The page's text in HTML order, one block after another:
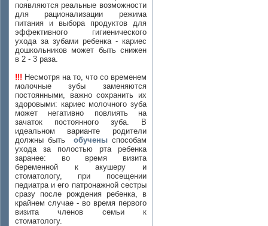
появляются реальные возможности
для рационализации режима
питания и выбора продуктов для
эффективного гигиенического
ухода за зубами ребенка - кариес
дошкольников может быть снижен
в 2 - 3 раза.
!!! Несмотря на то, что со временем
молочные зубы заменяются
постоянными, важно сохранить их
здоровыми: кариес молочного зуба
может негативно повлиять на
зачаток постоянного зуба. В
идеальном варианте родители
должны быть
обучены способам
ухода за полостью рта ребенка
заранее: во время визита
беременной к акушеру и
стоматологу, при посещении
педиатра и его патронажной сестры
сразу после рождения ребенка, в
крайнем случае - во время первого
визита членов семьи к
стоматологу.